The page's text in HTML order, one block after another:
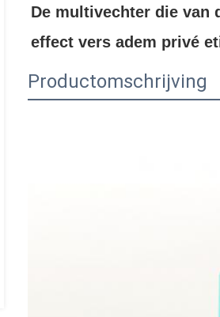
De multivechter die van
effect vers adem privé
Productomschrijving